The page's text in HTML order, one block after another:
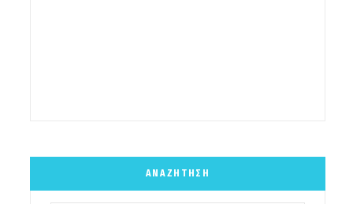
ΑΝΑΖΉΤΗΣΗ